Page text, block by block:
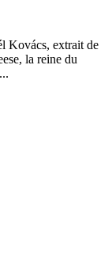
Kovács, extrait de
la reine du